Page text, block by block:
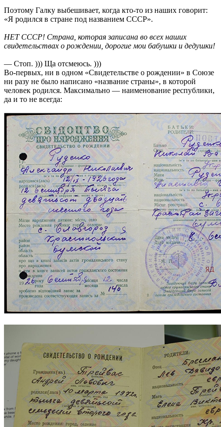
Поэтому Галку выбешивает, когда кто-то из наших говорит:
«Я родился в стране под названием СССР».
НЕТ СССР! Страна, которая записана во всех наших
свидетельствах о рождении, дорогие мои бабушки и дедушки!
— Стоп. ))) Ща отсмеюсь. )))
Во-первых, ни в одном «Свидетельстве о рождении» в Союзе
ни разу не было написано «название страны», в которой
человек родился. Максимально — наименование республики,
да и то не всегда: